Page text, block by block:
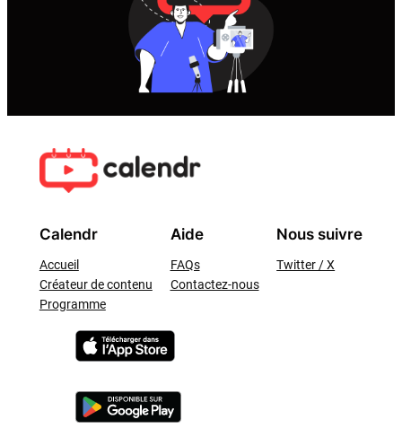
Calendr
Accueil
Créateur de contenu
Programme
Aide
FAQs
Contactez-nous
Nous suivre
Twitter / X